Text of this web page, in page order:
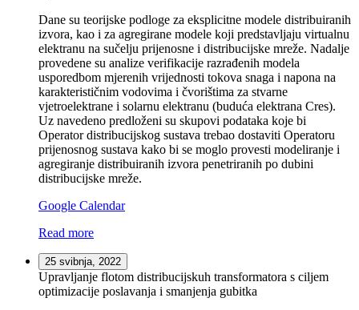
Dane su teorijske podloge za eksplicitne modele distribuiranih
izvora, kao i za agregirane modele koji predstavljaju virtualnu
elektranu na sučelju prijenosne i distribucijske mreže. Nadalje
provedene su analize verifikacije razrađenih modela
usporedbom mjerenih vrijednosti tokova snaga i napona na
karakterističnim vodovima i čvorištima za stvarne
vjetroelektrane i solarnu elektranu (buduća elektrana Cres).
Uz navedeno predloženi su skupovi podataka koje bi
Operator distribucijskog sustava trebao dostaviti Operatoru
prijenosnog sustava kako bi se moglo provesti modeliranje i
agregiranje distribuiranih izvora penetriranih po dubini
distribucijske mreže.
Google Calendar
Read more
25 svibnja, 2022
Upravljanje flotom distribucijskuh transformatora s ciljem
optimizacije poslavanja i smanjenja gubitka